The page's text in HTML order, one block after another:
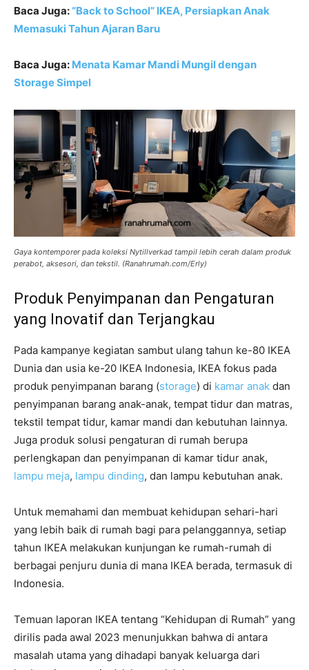
Baca Juga:“Back to School” IKEA, Persiapkan Anak
Memasuki Tahun Ajaran Baru
Baca Juga: Menata Kamar Mandi Mungil dengan
Storage Simpel
Gaya kontemporer pada koleksi Nytillverkad tampil lebih cerah dalam produk
perabot, aksesori, dan tekstil. (Ranahrumah.com/Erly)
Produk Penyimpanan dan Pengaturan
yang Inovatif dan Terjangkau
Pada kampanye kegiatan sambut ulang tahun ke-80 IKEA
Dunia dan usia ke-20 IKEA Indonesia, IKEA fokus pada
produk penyimpanan barang (storage) di kamar anak dan
penyimpanan barang anak-anak, tempat tidur dan matras,
tekstil tempat tidur, kamar mandi dan kebutuhan lainnya.
Juga produk solusi pengaturan di rumah berupa
perlengkapan dan penyimpanan di kamar tidur anak,
lampu meja, lampu dinding, dan lampu kebutuhan anak.
Untuk memahami dan membuat kehidupan sehari-hari
yang lebih baik di rumah bagi para pelanggannya, setiap
tahun IKEA melakukan kunjungan ke rumah-rumah di
berbagai penjuru dunia di mana IKEA berada, termasuk di
Indonesia.
Temuan laporan IKEA tentang “Kehidupan di Rumah” yang
dirilis pada awal 2023 menunjukkan bahwa di antara
masalah utama yang dihadapi banyak keluarga dari